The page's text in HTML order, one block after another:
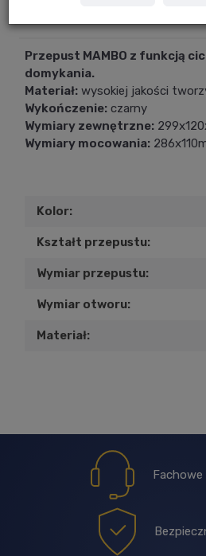
Przepust MAMBO z funkcją
domykania.
Materiał: wysokiej jakości
Wykończenie: czarny
Wymiary zewnętrzne:
Wymiary mocowania:
Kolor:
Kształt przepustu:
Wymiar przepustu:
Wymiar otworu:
Materiał: